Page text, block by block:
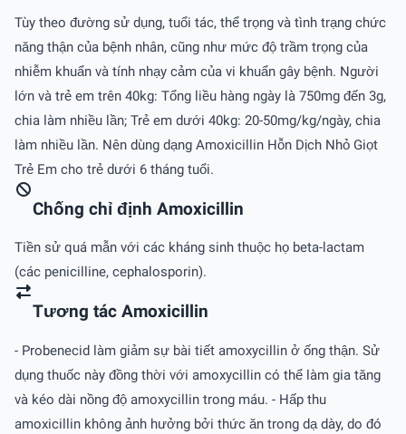
Tùy theo đường sử dụng, tuổi tác, thể trọng và tình trạng chức
năng thận của bệnh nhân, cũng như mức độ trầm trọng của
nhiễm khuẩn và tính nhạy cảm của vi khuẩn gây bệnh. Người
lớn và trẻ em trên 40kg: Tổng liều hàng ngày là 750mg đến 3g,
chia làm nhiều lần; Trẻ em dưới 40kg: 20-50mg/kg/ngày, chia
làm nhiều lần. Nên dùng dạng Amoxicillin Hỗn Dịch Nhỏ Giọt
Trẻ Em cho trẻ dưới 6 tháng tuổi.
Chống chỉ định Amoxicillin
Tiền sử quá mẫn với các kháng sinh thuộc họ beta-lactam
(các penicilline, cephalosporin).
Tương tác Amoxicillin
- Probenecid làm giảm sự bài tiết amoxycillin ở ống thận. Sử
dụng thuốc này đồng thời với amoxycillin có thể làm gia tăng
và kéo dài nồng độ amoxycillin trong máu. - Hấp thu
amoxicillin không ảnh hưởng bởi thức ăn trong dạ dày, do đó